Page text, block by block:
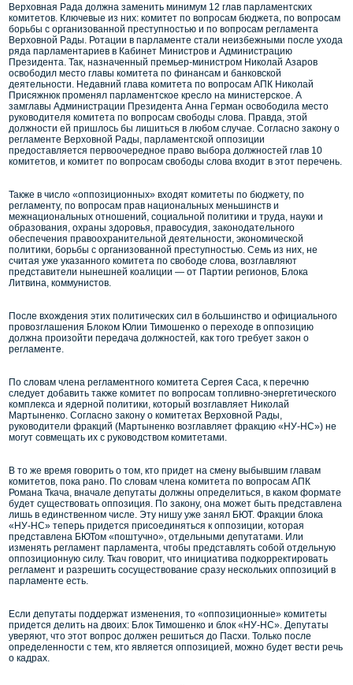
Верховная Рада должна заменить минимум 12 глав парламентских
комитетов. Ключевые из них: комитет по вопросам бюджета, по вопросам
борьбы с организованной преступностью и по вопросам регламента
Верховной Рады. Ротации в парламенте стали неизбежными после ухода
ряда парламентариев в Кабинет Министров и Администрацию
Президента. Так, назначенный премьер-министром Николай Азаров
освободил место главы комитета по финансам и банковской
деятельности. Недавний глава комитета по вопросам АПК Николай
Присяжнюк променял парламентское кресло на министерское. А
замглавы Администрации Президента Анна Герман освободила место
руководителя комитета по вопросам свободы слова. Правда, этой
должности ей пришлось бы лишиться в любом случае. Согласно закону о
регламенте Верховной Рады, парламентской оппозиции
предоставляется первоочередное право выбора должностей глав 10
комитетов, и комитет по вопросам свободы слова входит в этот перечень.
Также в число «оппозиционных» входят комитеты по бюджету, по
регламенту, по вопросам прав национальных меньшинств и
межнациональных отношений, социальной политики и труда, науки и
образования, охраны здоровья, правосудия, законодательного
обеспечения правоохранительной деятельности, экономической
политики, борьбы с организованной преступностью. Семь из них, не
считая уже указанного комитета по свободе слова, возглавляют
представители нынешней коалиции — от Партии регионов, Блока
Литвина, коммунистов.
После вхождения этих политических сил в большинство и официального
провозглашения Блоком Юлии Тимошенко о переходе в оппозицию
должна произойти передача должностей, как того требует закон о
регламенте.
По словам члена регламентного комитета Сергея Саса, к перечню
следует добавить также комитет по вопросам топливно-энергетического
комплекса и ядерной политики, который возглавляет Николай
Мартыненко. Согласно закону о комитетах Верховной Рады,
руководители фракций (Мартыненко возглавляет фракцию «НУ-НС») не
могут совмещать их с руководством комитетами.
В то же время говорить о том, кто придет на смену выбывшим главам
комитетов, пока рано. По словам члена комитета по вопросам АПК
Романа Ткача, вначале депутаты должны определиться, в каком формате
будет существовать оппозиция. По закону, она может быть представлена
лишь в единственном числе. Эту нишу уже занял БЮТ. Фракции блока
«НУ-НС» теперь придется присоединяться к оппозиции, которая
представлена БЮТом «поштучно», отдельными депутатами. Или
изменять регламент парламента, чтобы представлять собой отдельную
оппозиционную силу. Ткач говорит, что инициатива подкорректировать
регламент и разрешить сосуществование сразу нескольких оппозиций в
парламенте есть.
Если депутаты поддержат изменения, то «оппозиционные» комитеты
придется делить на двоих: Блок Тимошенко и блок «НУ-НС». Депутаты
уверяют, что этот вопрос должен решиться до Пасхи. Только после
определенности с тем, кто является оппозицией, можно будет вести речь
о кадрах.